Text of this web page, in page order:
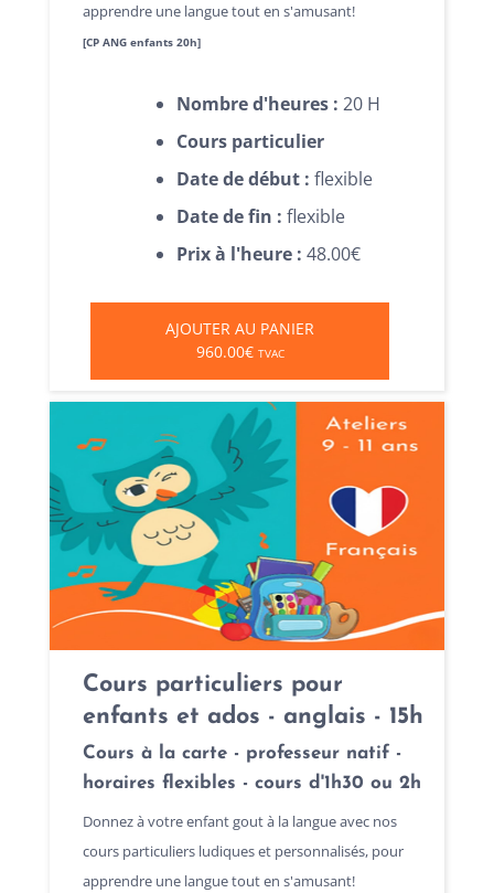
apprendre une langue tout en s'amusant!
[CP ANG enfants 20h]
Nombre d'heures :20 H
Cours particulier
Date de début :flexible
Date de fin :flexible
Prix à l'heure :48.00€
AJOUTER AU PANIER
960.00€ TVAC
Cours particuliers pour
enfants et ados - anglais - 15h
Cours à la carte - professeur natif -
horaires flexibles - cours d'1h30 ou 2h
Donnez à votre enfant gout à la langue avec nos
cours particuliers ludiques et personnalisés, pour
apprendre une langue tout en s'amusant!